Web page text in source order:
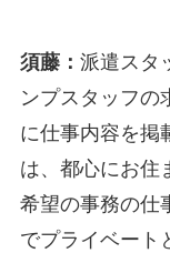
須藤： 派遣スタ
ンプスタッフの
に仕事内容を掲
は、都心にお住
希望の事務の仕
でプライベート